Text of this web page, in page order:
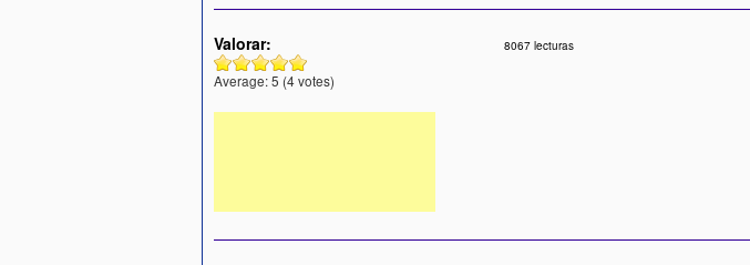
Valorar:
Average:5 (4votes)
8067 lecturas